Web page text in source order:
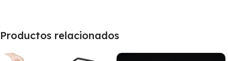
Productos relacionados